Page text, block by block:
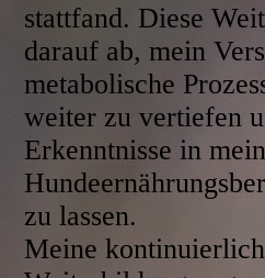
stattfand. Diese
darauf ab, mein
metabolische
weiter zu vertiefen
Erkenntnisse in
zu lassen.
Meine